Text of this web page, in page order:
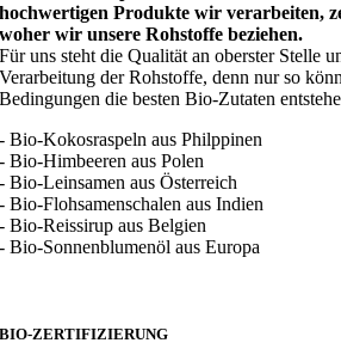
hochwertigen Produkte wir verarbeiten,
woher wir unsere Rohstoffe beziehen.
Für uns steht die Qualität an oberster Stelle
Verarbeitung der Rohstoffe, denn nur so
Bedingungen die besten Bio-Zutaten
- Bio-Kokosraspeln aus Philppinen
- Bio-Himbeeren aus Polen
- Bio-Leinsamen aus Österreich
- Bio-Flohsamenschalen aus Indien
- Bio-Reissirup aus Belgien
- Bio-Sonnenblumenöl aus Europa
BIO-ZERTIFIZIERUNG